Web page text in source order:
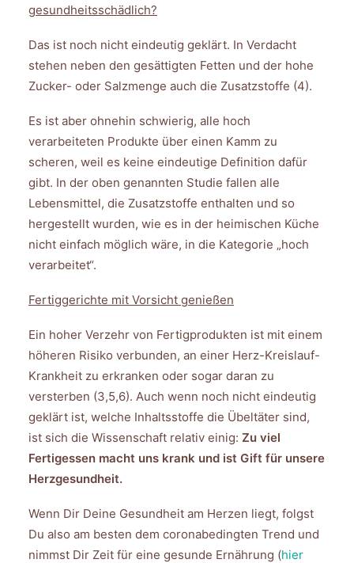
gesundheitsschädlich?
Das ist noch nicht eindeutig geklärt. In Verdacht
stehen neben den gesättigten Fetten und der hohe
Zucker- oder Salzmenge auch die Zusatzstoffe (4).
Es ist aber ohnehin schwierig, alle hoch
verarbeiteten Produkte über einen Kamm zu
scheren, weil es keine eindeutige Definition dafür
gibt. In der oben genannten Studie fallen alle
Lebensmittel, die Zusatzstoffe enthalten und so
hergestellt wurden, wie es in der heimischen Küche
nicht einfach möglich wäre, in die Kategorie „hoch
verarbeitet“.
Fertiggerichte mit Vorsicht genießen
Ein hoher Verzehr von Fertigprodukten ist mit einem
höheren Risiko verbunden, an einer Herz-Kreislauf-
Krankheit zu erkranken oder sogar daran zu
versterben (3,5,6). Auch wenn noch nicht eindeutig
geklärt ist, welche Inhaltsstoffe die Übeltäter sind,
ist sich die Wissenschaft relativ einig: Zu viel
Fertigessen macht uns krank und ist Gift für unsere
Herzgesundheit.
Wenn Dir Deine Gesundheit am Herzen liegt, folgst
Du also am besten dem coronabedingten Trend und
nimmst Dir Zeit für eine gesunde Ernährung (hier